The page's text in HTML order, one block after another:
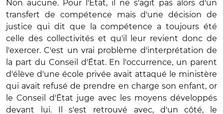
Non aucune. Pour l'État, il ne s'agit pas alors d'un
transfert de compétence mais d'une décision de
justice qui dit que la compétence a toujours été
celle des collectivités et qu'il leur revient donc de
l'exercer. C'est un vrai problème d'interprétation de
la part du Conseil d'État. En l'occurrence, un parent
d'élève d'une école privée avait attaqué le ministère
qui avait refusé de prendre en charge son enfant, or
le Conseil d'État juge avec les moyens développés
devant lui. Il s'est retrouvé avec, d'un côté, le